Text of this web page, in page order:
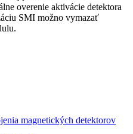
overenie aktivácie detektora
SMI možno vymazať
magnetických detektorov